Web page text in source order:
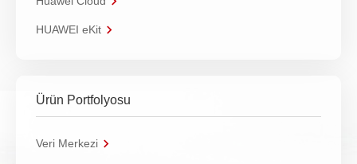
HUAWEI eKit
Ürün Portfolyosu
Veri Merkezi